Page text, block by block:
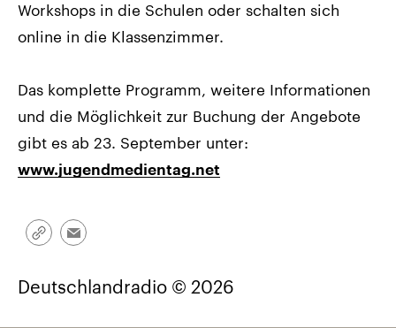
Workshops in die Schulen oder schalten sich
online in die Klassenzimmer.
Das komplette Programm, weitere Informationen
und die Möglichkeit zur Buchung der Angebote
gibt es ab 23. September unter:
www.jugendmedientag.net
Link
Email
Deutschlandradio © 2026